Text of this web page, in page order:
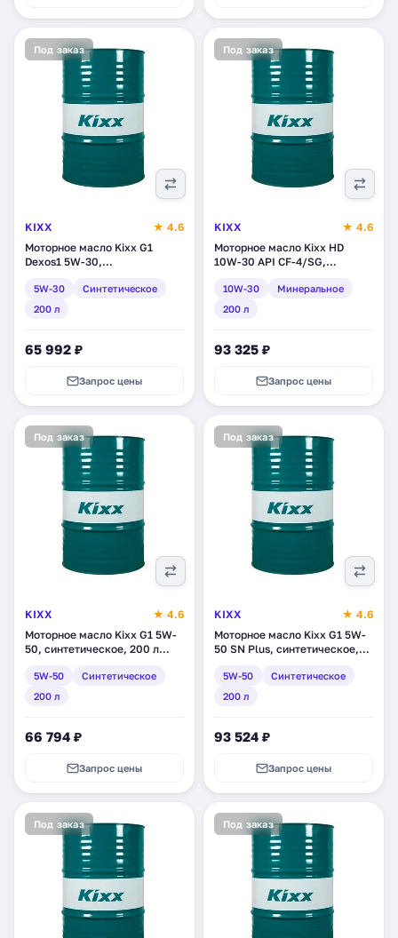
Под заказ
KIXX
★ 4.6
Моторное масло Kixx G1
Dexos1 5W-30,
(L5305D01E1)
5W-30
Синтетическое
200 л
65 992 ₽
Запрос цены
Под заказ
KIXX
★ 4.6
Моторное масло Kixx HD
10W-30 API CF-4/SG,
(L2002D01E1)
10W-30
Минеральное
200 л
93 325 ₽
Запрос цены
Под заказ
KIXX
★ 4.6
Моторное масло Kixx G1 5W-
50, синтетическое, 200 л
5W-50
Синтетическое
200 л
66 794 ₽
Запрос цены
Под заказ
KIXX
★ 4.6
Моторное масло Kixx G1 5W-
50 SN Plus, синтетическое,
5W-50
Синтетическое
200 л
93 524 ₽
Запрос цены
Под заказ Под заказ